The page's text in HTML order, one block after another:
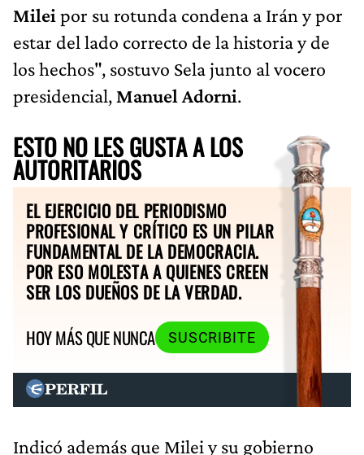
Milei por su rotunda condena a Irán y por
estar del lado correcto de la historia y de
los hechos", sostuvo Sela junto al vocero
presidencial, Manuel Adorni.
ESTO NO LES GUSTA A LOS
AUTORITARIOS
EL EJERCICIO DEL PERIODISMO
PROFESIONAL Y CRÍTICO ES UN PILAR
FUNDAMENTAL DE LA DEMOCRACIA.
POR ESO MOLESTA A QUIENES CREEN
SER LOS DUEÑOS DE LA VERDAD.
HOY MÁS QUE NUNCA
SUSCRIBITE
Indicó además que Milei y su gobierno